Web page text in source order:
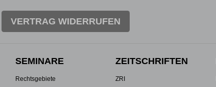
VERTRAG WIDERRUFEN
SEMINARE
Rechtsgebiete
ZEITSCHRIFTEN
ZRI